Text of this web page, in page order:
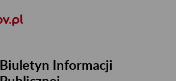
Biuletyn Informacji